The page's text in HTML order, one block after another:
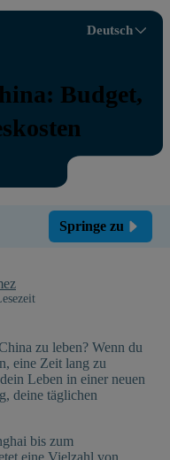
Deutsch
Budget,
Springe zu
zu leben? Wenn du
eine Zeit lang zu
Leben in einer neuen
deine täglichen
bis zum
eine Vielzahl von